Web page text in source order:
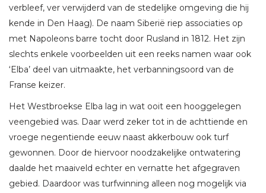
verbleef, ver verwijderd van de stedelijke omgeving die hij
kende in Den Haag). De naam Siberië riep associaties op
met Napoleons barre tocht door Rusland in 1812. Het zijn
slechts enkele voorbeelden uit een reeks namen waar ook
‘Elba’ deel van uitmaakte, het verbanningsoord van de
Franse keizer.
Het Westbroekse Elba lag in wat ooit een hooggelegen
veengebied was. Daar werd zeker tot in de achttiende en
vroege negentiende eeuw naast akkerbouw ook turf
gewonnen. Door de hiervoor noodzakelijke ontwatering
daalde het maaiveld echter en vernatte het afgegraven
gebied. Daardoor was turfwinning alleen nog mogelijk via